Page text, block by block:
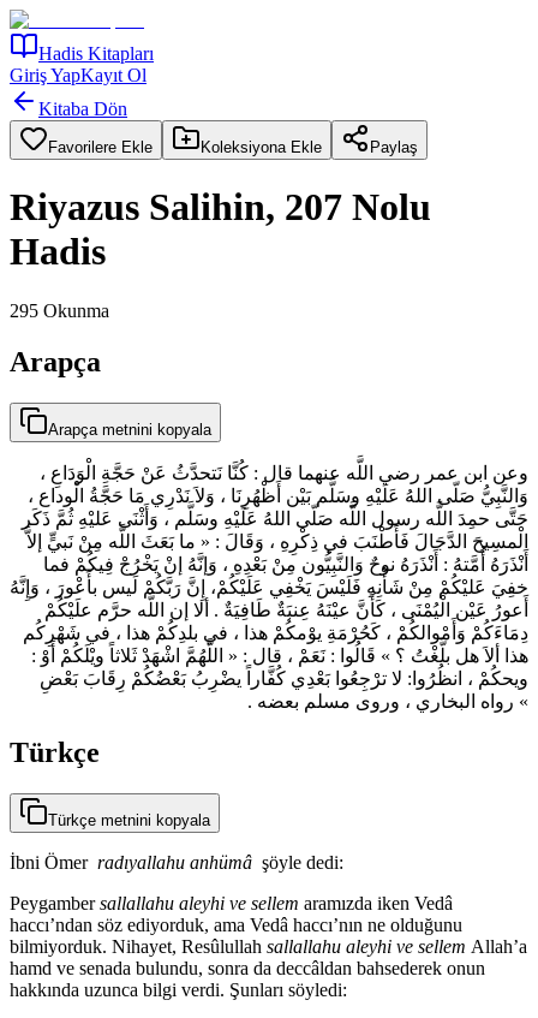
Hadis Kitapları
Giriş YapKayıt Ol
Kitaba Dön
Favorilere Ekle Koleksiyona Ekle Paylaş
Riyazus Salihin, 207 Nolu
Hadis
295 Okunma
Arapça
Arapça metnini kopyala
وعن ابن عمر رضي اللَّه عنهما قال : كُنَّا نَتحدَّثُ عَنْ حَجَّةِ الْوَدَاعِ ،
وَالنَّبِيُّ صَلّى اللهُ عَلَيْهِ وسَلَّم بَيْن أَظْهُرِنَا ، وَلاَ نَدْرِي مَا حَجَّةُ الْوداع ،
حَتَّى حمِدَ اللَّه رسول اللَّه صَلّى اللهُ عَلَيْهِ وسَلَّم ، وَأَثْنَى عَليْهِ ثُمَّ ذَكَر
الْمسِيحَ الدَّجَالَ فَأَطْنَبَ في ذِكْرِهِ ، وَقَالَ : « ما بَعَثَ اللَّه مِنْ نَبيٍّ إلاَّ
أَنْذَرَهُ أُمَّتهُ : أَنْذَرَهُ نوحٌ وَالنَّبِيُّون مِنْ بَعْدِهِ ، وَإنَّهُ إنْ يَخْرُجْ فِيكُمْ فما
خفِيَ عَليْكُمْ مِنْ شَأْنِهِ فَلَيْسَ يَخْفِي عَلَيْكُمْ، إِنَّ رَبَّكُمْ لَيس بأَعْورَ ، وَإِنَّهُ
أَعورُ عَيْن الْيُمْنَى ، كَأَنَّ عيْنَهُ عِنبَةٌ طَافِيَةٌ . ألا إن اللَّه حرَّم علَيْكُمْ
دِمَاءَكُمْ وَأَمْوالكُمْ ، كَحُرْمَةِ يوْمكُمْ هذا ، في بلدِكُمْ هذا ، في شَهْرِكُم
هذا ألاَ هل بلَّغْتُ ؟ » قَالُوا : نَعَمْ ، قال : « اللَّهُمَّ اشْهَدْ ثَلاثاً ويْلَكُمْ أَوْ :
ويحكُمْ ، انظُرُوا: لا ترْجِعُوا بَعْدِي كُفَّاراً يضْرِبُ بَعْضُكُمْ رِقَابَ بَعْضِ
» رواه البخاري ، وروى مسلم بعضه .
Türkçe
Türkçe metnini kopyala
İbni Ömer radıyallahu anhümâ şöyle dedi:
Peygambersallallahu aleyhi ve sellem aramızda iken Vedâ
haccı’ndan söz ediyorduk, ama Vedâ haccı’nın ne olduğunu
bilmiyorduk. Nihayet, Resûlullah sallallahu aleyhi ve sellem Allah’a
hamd ve senada bulundu, sonra da deccâldan bahsederek onun
hakkında uzunca bilgi verdi. Şunları söyledi: